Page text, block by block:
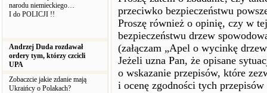
narodu niemieckiego…
I do POLICJI !!
Andrzej Duda rozdawał
ordery tym, którzy czcicli
UPA
Zobaczcie jakie zdanie mają
Ukraińcy o Polakach?
przeciwko bezpieczeństwu
Proszę również o opinię, czy w
bezpieczeństwu drzew
(załączam „Apel o wycinkę
Jeżeli uzna Pan, że opisane
o wskazanie przepisów, które
i ocenę zgodności tych